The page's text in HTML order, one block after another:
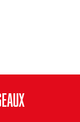
de secours